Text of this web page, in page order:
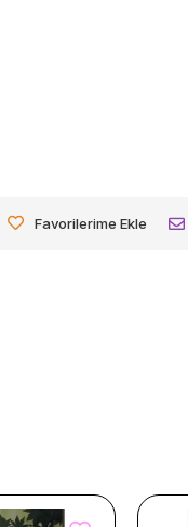
Favorilerime Ekle